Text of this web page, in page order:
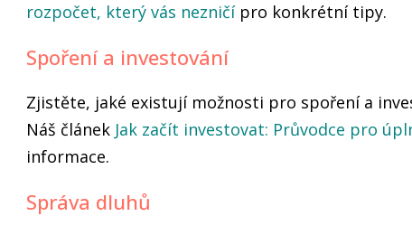
rozpočet, který vás nezničípro konkrétní tipy.
Spoření a investování
Zjistěte, jaké existují možnosti pro spoření a
Náš článek Jak začít investovat: Průvodce pro
informace.
Správa dluhů